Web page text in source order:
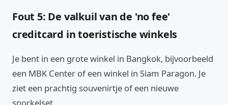
Fout 5: De valkuil van de 'no fee'
creditcard in toeristische winkels
Je bent in een grote winkel in Bangkok, bijvoorbeeld
een MBK Center of een winkel in Siam Paragon. Je
ziet een prachtig souvenirtje of een nieuwe